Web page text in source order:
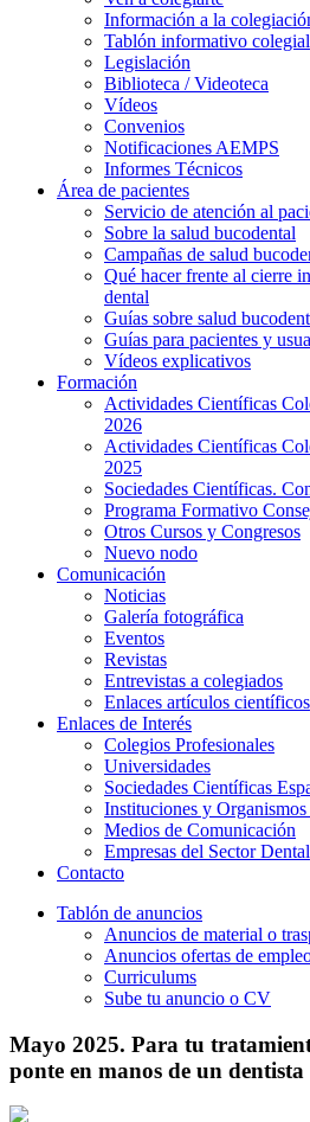
Información a la
Tablón informativo colegial
Legislación
Biblioteca / Videoteca
Vídeos
Convenios
Notificaciones AEMPS
Informes Técnicos
Área de pacientes
Servicio de atención al
Sobre la salud bucodental
Campañas de salud
Qué hacer frente al cierre
dental
Guías sobre salud
Guías para pacientes y
Vídeos explicativos
Formación
Actividades Científicas
2026
Actividades Científicas
2025
Sociedades Científicas.
Programa Formativo
Otros Cursos y Congresos
Nuevo nodo
Comunicación
Noticias
Galería fotográfica
Eventos
Revistas
Entrevistas a colegiados
Enlaces artículos científicos
Enlaces de Interés
Colegios Profesionales
Universidades
Sociedades Científicas
Instituciones y
Medios de Comunicación
Empresas del Sector Dental
Contacto
Tablón de anuncios
Anuncios de material o
Anuncios ofertas de
Curriculums
Sube tu anuncio o CV
Mayo 2025. Para tu
ponte en manos de un dentista